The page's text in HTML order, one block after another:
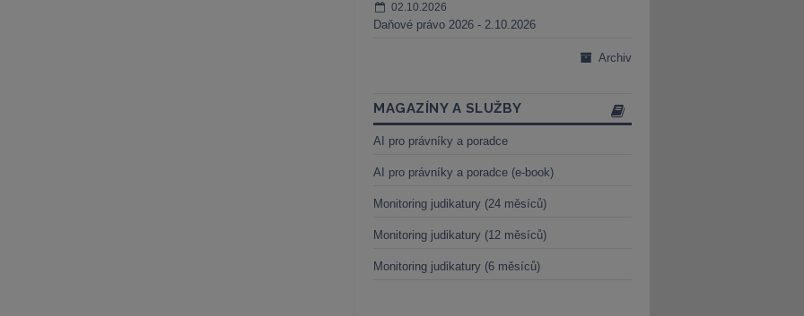
02.10.2026
Daňové právo 2026 - 2.10.2026
Archiv
MAGAZÍNY A SLUŽBY
AI pro právníky a poradce
AI pro právníky a poradce (e-book)
Monitoring judikatury (24 měsíců)
Monitoring judikatury (12 měsíců)
Monitoring judikatury (6 měsíců)